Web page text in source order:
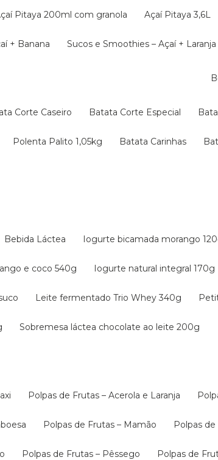
Açaí Pitaya 200ml com granola Açaí Pitaya 3,6L
+ Banana Sucos e Smoothies – Açaí + Laranja
Corte Caseiro Batata Corte Especial
Polenta Palito 1,05kg Batata Carinhas
Bebida Láctea Iogurte bicamada morango
e coco 540g Iogurte natural integral 170g
Leite fermentado Trio Whey 340g
Sobremesa láctea chocolate ao leite 200g
Polpas de Frutas – Acerola e Laranja
Polpas de Frutas – Mamão Polpas
Polpas de Frutas – Pêssego Polpas de